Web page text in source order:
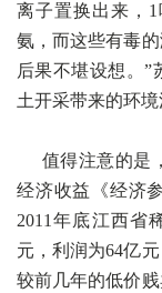
离子置换出来，
氨，而这些有毒
后果不堪设想。”
土开采带来的环境
值得注意的是
经济收益《经济
2011年底江西省
元，利润为64亿
较前几年的低价